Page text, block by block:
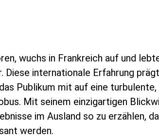
wuchs in Frankreich auf und
Diese internationale Erfahrung
Publikum mit auf eine turbulente,
Mit seinem einzigartigen
im Ausland so zu erzählen,
werden.